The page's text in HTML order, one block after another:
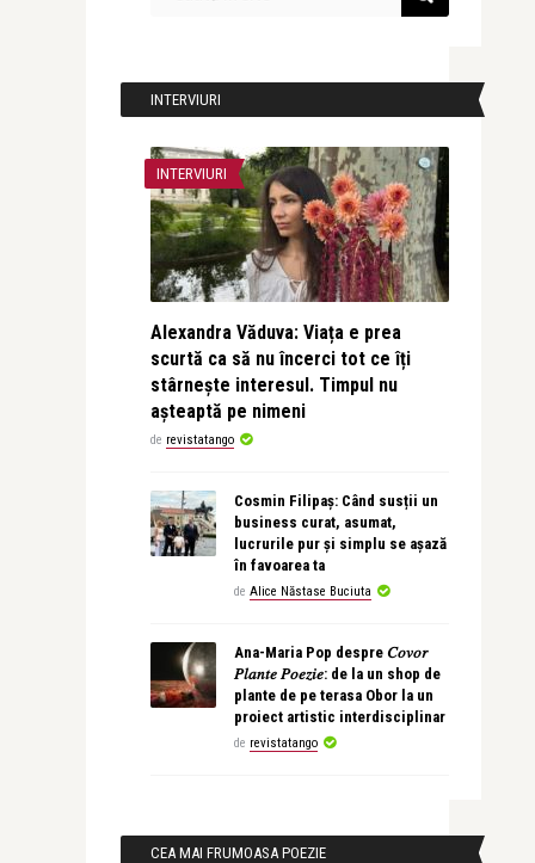
INTERVIURI
INTERVIURI
Alexandra Văduva: Viața e prea
scurtă ca să nu încerci tot ce îți
stârnește interesul. Timpul nu
așteaptă pe nimeni
de revistatango
Cosmin Filipaș: Când susții un
business curat, asumat,
lucrurile pur și simplu se așază
în favoarea ta
de Alice Năstase Buciuta
Ana-Maria Pop despre 𝐶𝑜𝑣𝑜𝑟
𝑃𝑙𝑎𝑛𝑡𝑒 𝑃𝑜𝑒𝑧𝑖𝑒: de la un shop de
plante de pe terasa Obor la un
proiect artistic interdisciplinar
de revistatango
CEA MAI FRUMOASA POEZIE